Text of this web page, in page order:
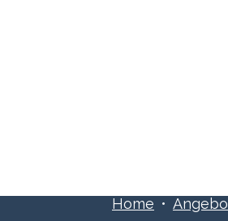
Home •